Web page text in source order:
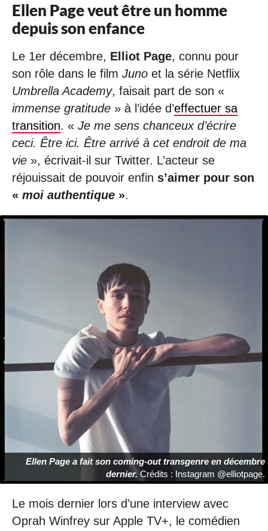
Ellen Page veut être un homme
depuis son enfance
Le 1er décembre, Elliot Page, connu pour
son rôle dans le film Juno et la série Netflix
Umbrella Academy, faisait part de son «
immense gratitude » à l’idée d’effectuer sa
transition. « Je me sens chanceux d’écrire
ceci. Être ici. Être arrivé à cet endroit de ma
vie », écrivait-il sur Twitter. L’acteur se
réjouissait de pouvoir enfin s’aimer pour son
« moi authentique ».
Ellen Page a fait son coming-out transgenre en décembre
dernier. Crédits : Instagram @elliotpage.
Le mois dernier lors d’une interview avec
Oprah Winfrey sur Apple TV+, le comédien